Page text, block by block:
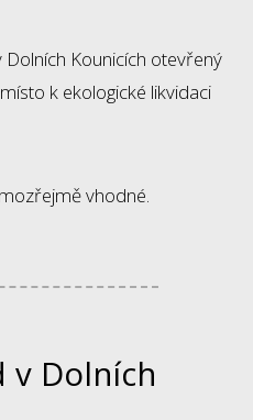
Kounicích otevřený
k ekologické likvidaci
vhodné.
v Dolních